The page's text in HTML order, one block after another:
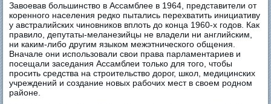
Завоевав большинство в Ассамблее в 1964, представители от
коренного населения редко пытались перехватить инициативу
у австралийских чиновников вплоть до конца 1960-х годов. Как
правило, депутаты-меланезийцы не владели ни английским,
ни каким-либо другим языком межэтнического общения.
Вначале они использовали свои права парламентариев и
посещали заседания Ассамблеи только для того, чтобы
просить средства на строительство дорог, школ, медицинских
учреждений и создание новых рабочих мест в своем родном
районе.